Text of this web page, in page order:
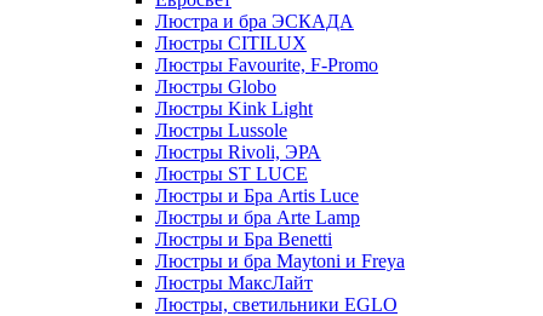
Люстра и бра ЭСКАДА
Люстры CITILUX
Люстры Favourite, F-Promo
Люстры Globo
Люстры Kink Light
Люстры Lussole
Люстры Rivoli, ЭРА
Люстры ST LUCE
Люстры и Бра Artis Luce
Люстры и бра Arte Lamp
Люстры и Бра Benetti
Люстры и бра Maytoni и Freya
Люстры МаксЛайт
Люстры, светильники EGLO